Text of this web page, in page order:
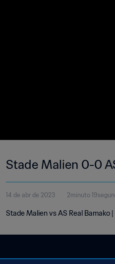
Stade Malien 0-0
14 de abr de 2023 2minuto
Stade Malien vs AS Real Bamako